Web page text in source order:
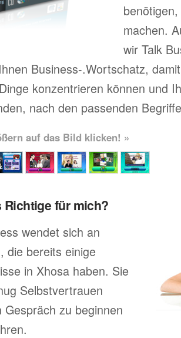
machen.
wir Talk
Business-.Wortschatz,
konzentrieren können und
nach den passenden
auf das Bild klicken! »
Richtige für mich?
wendet sich an
die bereits einige
in Xhosa haben. Sie
Selbstvertrauen
Gespräch zu beginnen